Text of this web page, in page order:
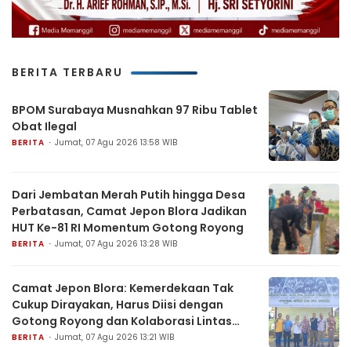
BERITA TERBARU
BPOM Surabaya Musnahkan 97 Ribu Tablet
Obat Ilegal
BERITA Jumat, 07 Agu 2026 13:58 WIB
Dari Jembatan Merah Putih hingga Desa
Perbatasan, Camat Jepon Blora Jadikan
HUT Ke-81 RI Momentum Gotong Royong
BERITA Jumat, 07 Agu 2026 13:28 WIB
Camat Jepon Blora: Kemerdekaan Tak
Cukup Dirayakan, Harus Diisi dengan
Gotong Royong dan Kolaborasi Lintas
Sektor
BERITA Jumat, 07 Agu 2026 13:21 WIB